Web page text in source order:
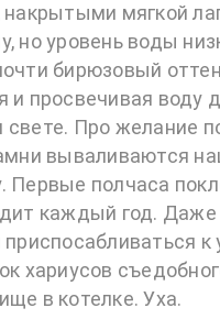
мягкой
но уровень воды
бирюзовый
и просвечивая воду
Про желание
вываливаются
Первые полчаса
каждый год.
хариусов
в котелке. Уха.